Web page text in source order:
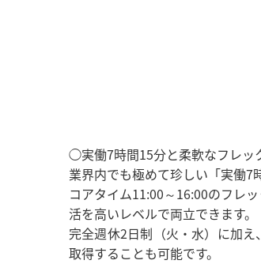
◯実働7時間15分と柔軟なフレッ
業界内でも極めて珍しい「実働7
コアタイム11:00～16:00のフレ
活を高いレベルで両立できます。
完全週休2日制（火・水）に加
取得することも可能です。